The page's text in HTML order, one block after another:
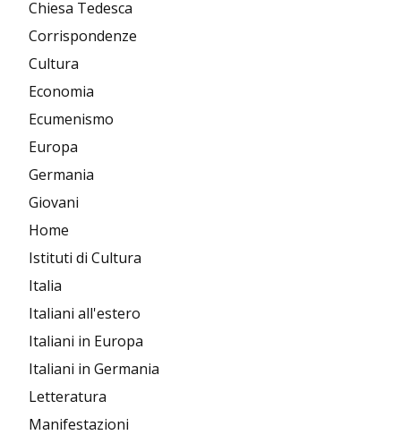
Chiesa Tedesca
Corrispondenze
Cultura
Economia
Ecumenismo
Europa
Germania
Giovani
Home
Istituti di Cultura
Italia
Italiani all'estero
Italiani in Europa
Italiani in Germania
Letteratura
Manifestazioni